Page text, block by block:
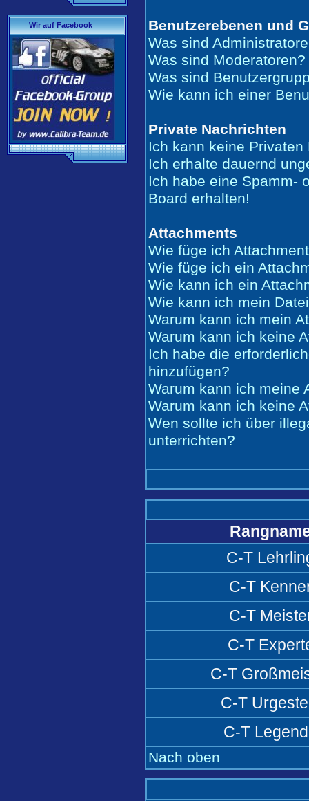
Wir auf Facebook
Benutzerebenen und
Was sind
Was sind Moderatoren?
Was sind
Wie kann ich einer
Private Nachrichten
Ich kann keine
Ich erhalte dauernd
Ich habe eine Spamm-
Board erhalten!
Attachments
Wie füge ich
Wie füge ich ein
Wie kann ich ein
Wie kann ich mein
Warum kann ich mein
Warum kann ich keine
Ich habe die
hinzufügen?
Warum kann ich meine
Warum kann ich keine
Wen sollte ich über
unterrichten?
C-T
C-T
C-T
C-T
C-T
C-T
C-T
Nach oben